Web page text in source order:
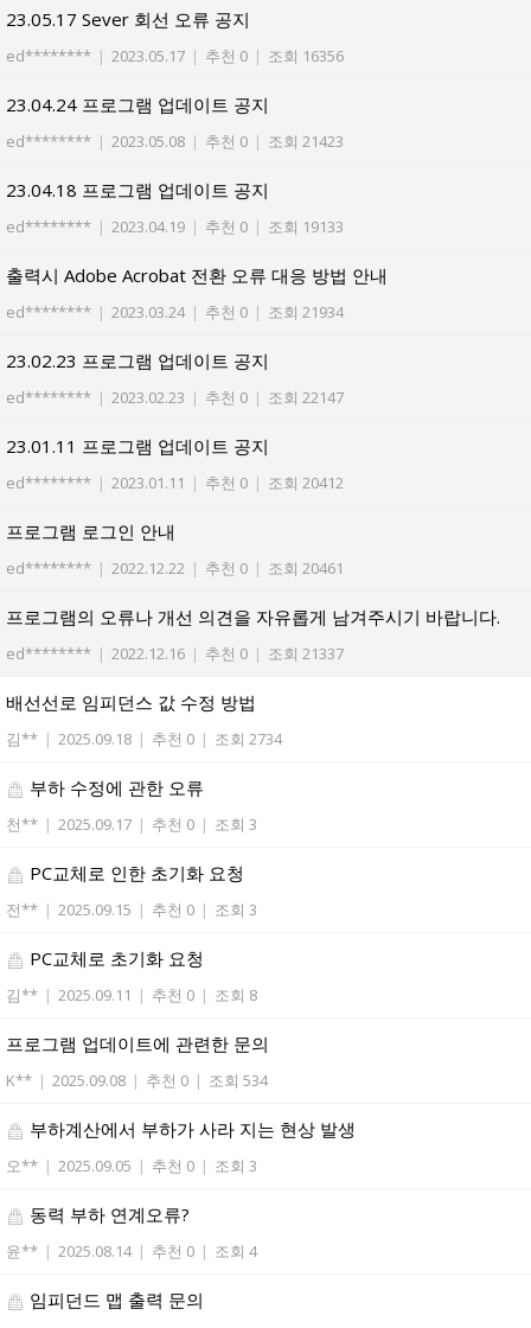
23.05.17 Sever 회선 오류 공지
ed******** | 2023.05.17 | 추천 0 | 조회 16356
23.04.24 프로그램 업데이트 공지
ed******** | 2023.05.08 | 추천 0 | 조회 21423
23.04.18 프로그램 업데이트 공지
ed******** | 2023.04.19 | 추천 0 | 조회 19133
출력시 Adobe Acrobat 전환 오류 대응 방법 안내
ed******** | 2023.03.24 | 추천 0 | 조회 21934
23.02.23 프로그램 업데이트 공지
ed******** | 2023.02.23 | 추천 0 | 조회 22147
23.01.11 프로그램 업데이트 공지
ed******** | 2023.01.11 | 추천 0 | 조회 20412
프로그램 로그인 안내
ed******** | 2022.12.22 | 추천 0 | 조회 20461
프로그램의 오류나 개선 의견을 자유롭게 남겨주시기 바랍니다.
ed******** | 2022.12.16 | 추천 0 | 조회 21337
배선선로 임피던스 값 수정 방법
김** | 2025.09.18 | 추천 0 | 조회 2734
부하 수정에 관한 오류
천** | 2025.09.17 | 추천 0 | 조회 3
PC교체로 인한 초기화 요청
전** | 2025.09.15 | 추천 0 | 조회 3
PC교체로 초기화 요청
김** | 2025.09.11 | 추천 0 | 조회 8
프로그램 업데이트에 관련한 문의
K** | 2025.09.08 | 추천 0 | 조회 534
부하계산에서 부하가 사라 지는 현상 발생
오** | 2025.09.05 | 추천 0 | 조회 3
동력 부하 연계오류?
윤** | 2025.08.14 | 추천 0 | 조회 4
임피던드 맵 출력 문의